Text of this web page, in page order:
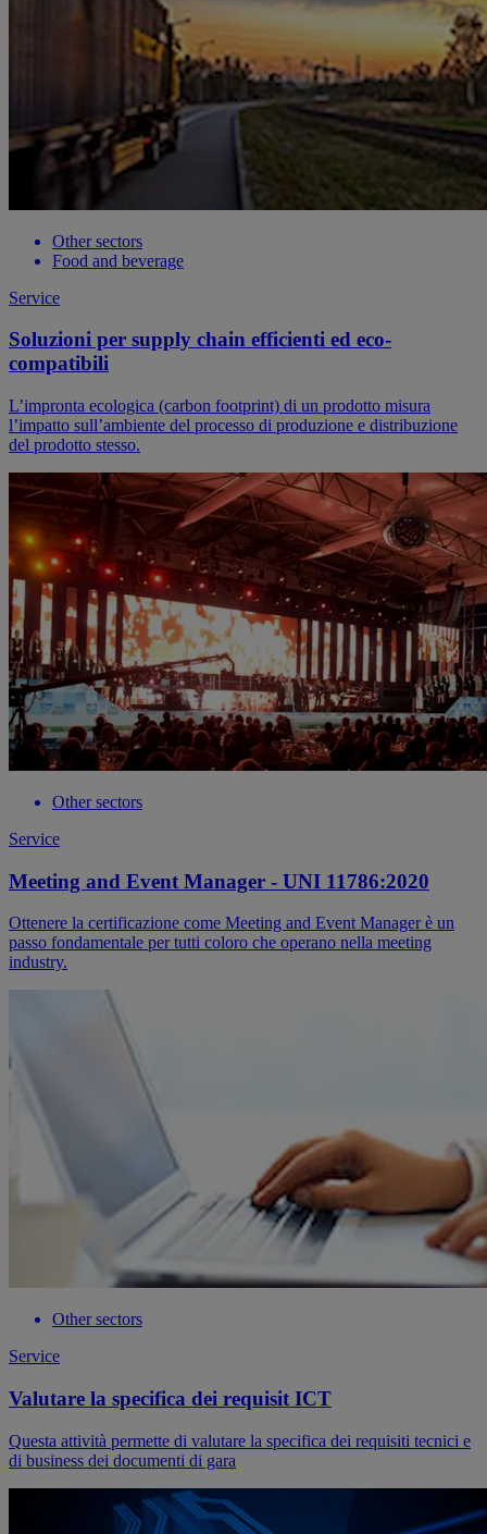
Other sectors
Food and beverage
Service
Soluzioni per supply chain efficienti ed eco-
compatibili
​​L’impronta ecologica (carbon footprint) di un prodotto misura
l’impatto sull’ambiente del processo di produzione e distribuzione
del prodotto stesso.
Other sectors
Service
Meeting and Event Manager - UNI 11786:2020
Ottenere la certificazione come Meeting and Event Manager è un
passo fondamentale per tutti coloro che operano nella meeting
industry.
Other sectors
Service
Valutare la specifica dei requisit ICT
Questa attività permette di valutare la specifica dei requisiti tecnici e
di business dei documenti di gara